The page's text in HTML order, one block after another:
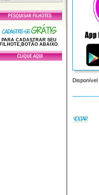
PARA CADASTRAR SEU
FILHOTE,BOTÃO ABAIXO.
Disponível